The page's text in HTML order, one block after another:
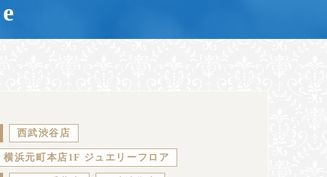
西武渋谷店
横浜元町本店1F ジュエリーフロア